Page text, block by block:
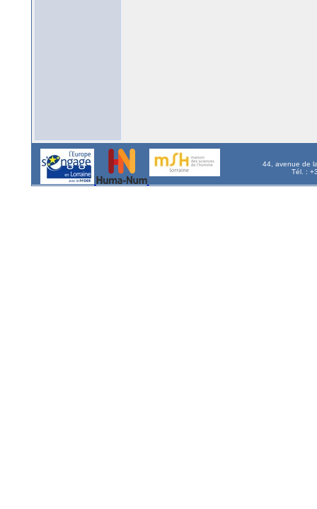
44, avenue de
Tél. :